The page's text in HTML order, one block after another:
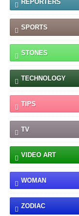
REPORTERS
SPORTS
STONES
TECHNOLOGY
TIPS
TV
VIDEO ART
WOMAN
ZODIAC